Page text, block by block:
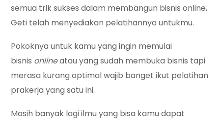
semua trik sukses dalam membangun bisnis online,
Geti telah menyediakan pelatihannya untukmu.
Pokoknya untuk kamu yang ingin memulai
bisnis onlineatau yang sudah membuka bisnis tapi
merasa kurang optimal wajib banget ikut pelatihan
prakerja yang satu ini.
Masih banyak lagi ilmu yang bisa kamu dapat